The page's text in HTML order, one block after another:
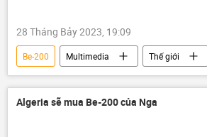
28 Tháng Bảy 2023, 19:09
Be-200 Multimedia
Thế giới
Hy Lạp
Nga
cháy
Cháy rừng
Video
Algeria sẽ mua Be-200 của Nga